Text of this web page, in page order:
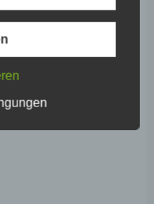
oder ohne Hilfe
ausgeführte
Vorgangsreihe im
das Erfassen, die
das